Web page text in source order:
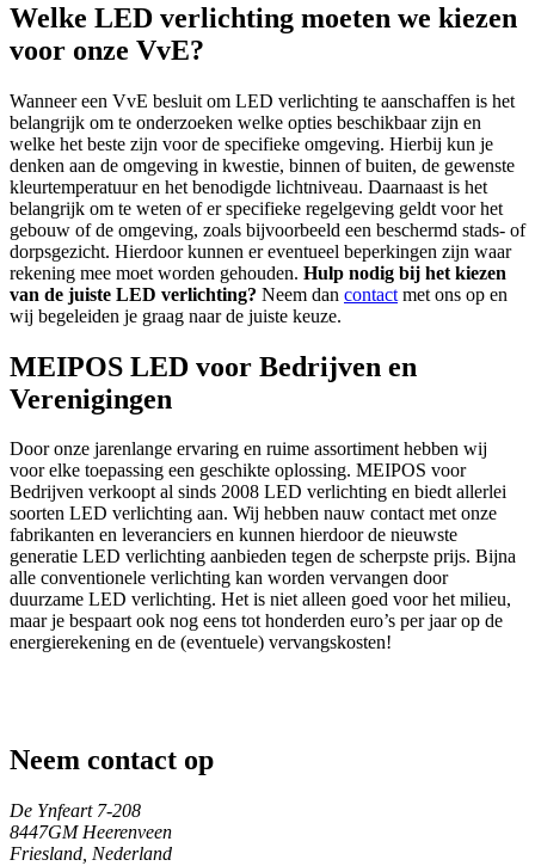
Welke LED verlichting moeten we kiezen
voor onze VvE?
Wanneer een VvE besluit om LED verlichting te aanschaffen is het
belangrijk om te onderzoeken welke opties beschikbaar zijn en
welke het beste zijn voor de specifieke omgeving. Hierbij kun je
denken aan de omgeving in kwestie, binnen of buiten, de gewenste
kleurtemperatuur en het benodigde lichtniveau. Daarnaast is het
belangrijk om te weten of er specifieke regelgeving geldt voor het
gebouw of de omgeving, zoals bijvoorbeeld een beschermd stads- of
dorpsgezicht. Hierdoor kunnen er eventueel beperkingen zijn waar
rekening mee moet worden gehouden. Hulp nodig bij het kiezen
van de juiste LED verlichting? Neem dan contact met ons op en
wij begeleiden je graag naar de juiste keuze.
MEIPOS LED voor Bedrijven en
Verenigingen
Door onze jarenlange ervaring en ruime assortiment hebben wij
voor elke toepassing een geschikte oplossing. MEIPOS voor
Bedrijven verkoopt al sinds 2008 LED verlichting en biedt allerlei
soorten LED verlichting aan. Wij hebben nauw contact met onze
fabrikanten en leveranciers en kunnen hierdoor de nieuwste
generatie LED verlichting aanbieden tegen de scherpste prijs. Bijna
alle conventionele verlichting kan worden vervangen door
duurzame LED verlichting. Het is niet alleen goed voor het milieu,
maar je bespaart ook nog eens tot honderden euro’s per jaar op de
energierekening en de (eventuele) vervangskosten!
Neem contact op
De Ynfeart 7-208
8447GM Heerenveen
Friesland, Nederland